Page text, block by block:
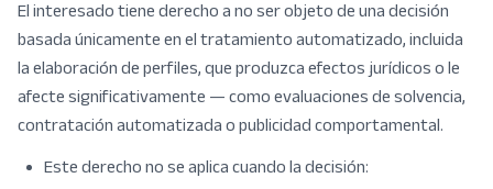
El interesado tiene derecho a no ser objeto de una decisión
basada únicamente en el tratamiento automatizado, incluida
la elaboración de perfiles, que produzca efectos jurídicos o le
afecte significativamente — como evaluaciones de solvencia,
contratación automatizada o publicidad comportamental.
Este derecho no se aplica cuando la decisión: